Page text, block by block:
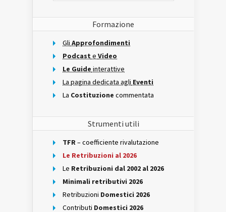
Formazione
Gli Approfondimenti
Podcast e Video
Le Guide interattive
La pagina dedicata agli Eventi
La Costituzione commentata
Strumenti utili
TFR– coefficiente rivalutazione
Le Retribuzioni al 2026
Le Retribuzioni dal 2002 al 2026
Minimali retributivi 2026
Retribuzioni Domestici 2026
Contributi Domestici 2026